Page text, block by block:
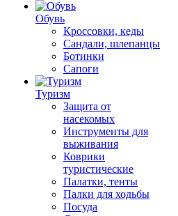
Обувь
Кроссовки, кеды
Сандали, шлепанцы
Ботинки
Сапоги
Туризм
Защита от
насекомых
Инструменты для
выживания
Коврики
туристические
Палатки, тенты
Палки для ходьбы
Посуда